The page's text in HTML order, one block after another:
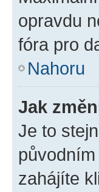
opravdu
fóra pro
Nahoru
Jak
Je to
zahájíte